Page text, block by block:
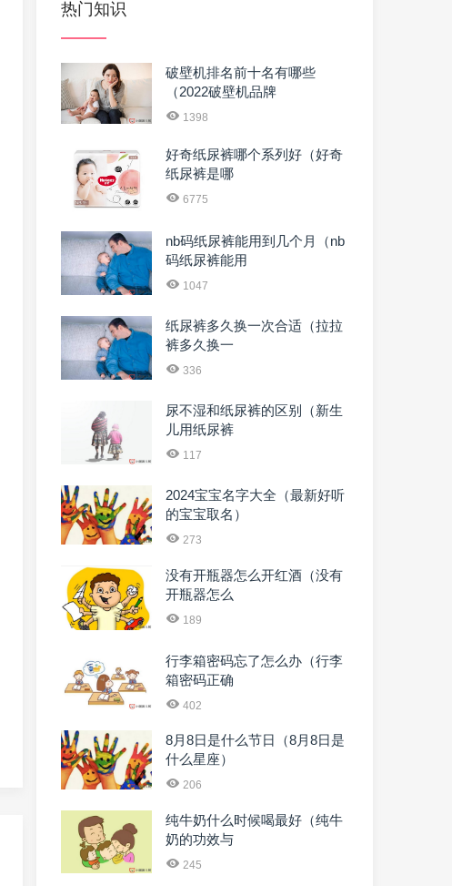
热门知识
破壁机排名前十名有哪些
（2022破壁机品牌
1398
好奇纸尿裤哪个系列好（好奇
纸尿裤是哪
6775
nb码纸尿裤能用到几个月（nb
码纸尿裤能用
1047
纸尿裤多久换一次合适（拉拉
裤多久换一
336
尿不湿和纸尿裤的区别（新生
儿用纸尿裤
117
2024宝宝名字大全（最新好听
的宝宝取名）
273
没有开瓶器怎么开红酒（没有
开瓶器怎么
189
行李箱密码忘了怎么办（行李
箱密码正确
402
8月8日是什么节日（8月8日是
什么星座）
206
纯牛奶什么时候喝最好（纯牛
奶的功效与
245